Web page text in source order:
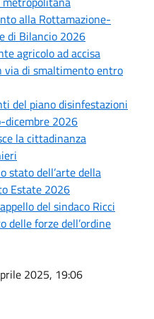
alla Rottamazione-
di Bilancio 2026
agricolo ad accisa
via di smaltimento entro
del piano disinfestazioni
dicembre 2026
la cittadinanza
stato dell’arte della
Estate 2026
del sindaco Ricci
delle forze dell’ordine
2025, 19:06